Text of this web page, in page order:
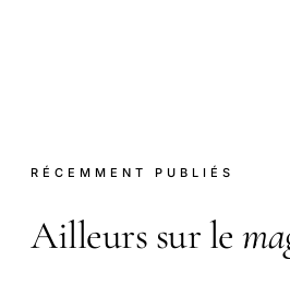
RÉCEMMENT PUBLIÉS
Ailleurs sur le